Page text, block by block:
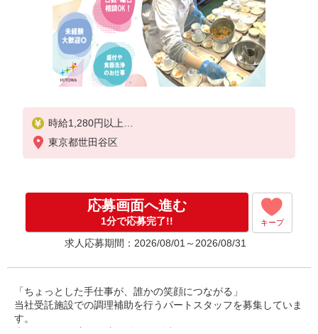
時給1,280円以上
※経験によりスタート時給は変動します。
※アルバイト賞与（寸志）：あり
年2回。勤続年数により金額UP。
東京都世田谷区
応募画面へ進む
1分で応募完了!! キープ
求人応募期間：2026/08/01～2026/08/31
「ちょっとした手仕事が、誰かの笑顔につながる」
当社受託施設での調理補助を行うパートスタッフを募集していま
す。